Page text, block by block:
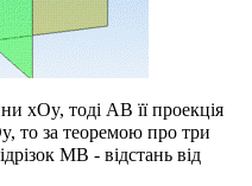
xOy, тоді AB її проекція
, то за теоремою про три
MB - відстань від